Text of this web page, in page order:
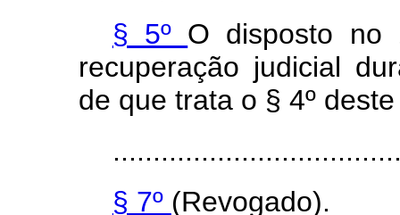
§ 5º O disposto no
recuperação judicial
de que trata o § 4º
§ 7º (Revogado).